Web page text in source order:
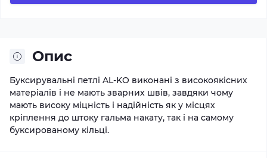
Опис
Буксирувальні петлі AL-KO виконані з високоякісних
матеріалів і не мають зварних швів, завдяки чому
мають високу міцність і надійність як у місцях
кріплення до штоку гальма накату, так і на самому
буксированому кільці.